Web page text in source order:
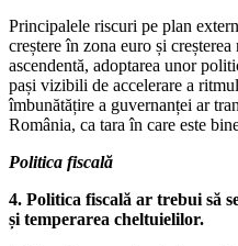
Principalele riscuri pe plan
creștere în zona euro și
ascendentă, adoptarea unor
pași vizibili de accelerare a
îmbunătățire a guvernanței ar
România, ca tara în care este
Politica fiscală
4. Politica fiscală ar trebui să
și temperarea cheltuielilor.